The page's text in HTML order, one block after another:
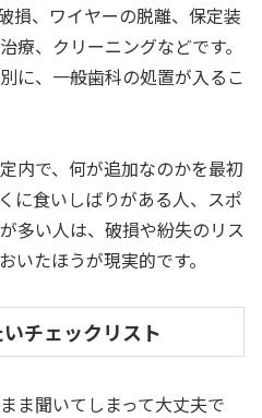
損、ワイヤーの脱離、保定装
療、クリーニングなどです。
に、一般歯科の処置が入るこ
内で、何が追加なのかを最初
に食いしばりがある人、スポ
多い人は、破損や紛失のリス
いたほうが現実的です。
チェックリスト
ま聞いてしまって大丈夫で